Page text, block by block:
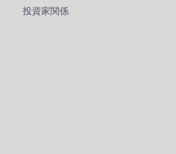
投資家関係